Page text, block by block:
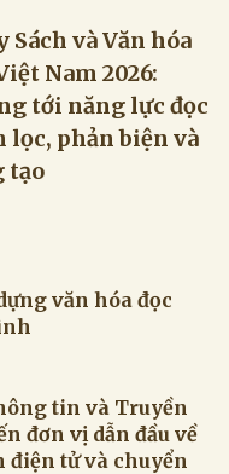
Sách và Văn hóa
Nam 2026:
tới năng lực đọc
lọc, phản biện và
tạo
văn hóa đọc
tin và Truyền
đơn vị dẫn đầu về
điện tử và chuyển